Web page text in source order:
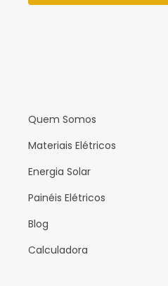
Quem Somos
Materiais Elétricos
Energia Solar
Painéis Elétricos
Blog
Calculadora